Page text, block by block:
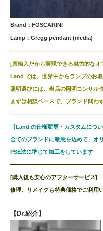
Brand：FOSCARINI
Lamp：Gregg pendant (media)
[直輸入だから実現できる魅力的なオ
Land では、世界中からランプのお
照明選びには、当店の照明コンサル
まずは相談ベースで、ブランド問わ
【Land の仕様変更・カスタムについ
全てのブランドに敬意を込めて、オ
PSE法に準じて加工をしています
[購入後も安心のアフターサービス]
修理、リメイクも特典価格でご利用
【Dr.紹介】